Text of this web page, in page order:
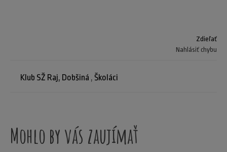
Zdieľať
Nahlásiť chybu
Klub SŽ Raj, Dobšiná , Školáci
Mohlo by vás zaujímať